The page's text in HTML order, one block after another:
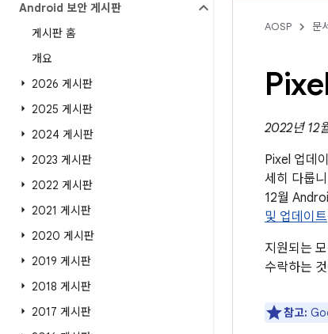
Android 보안 게시판
게시판 홈
개요
2026 게시판
2025 게시판
2024 게시판
2023 게시판
2022 게시판
2021 게시판
2020 게시판
2019 게시판
2018 게시판
2017 게시판
AOSP 문
2022년 12
Pixel 업데
세히 다룹
12월
및 업데이트
지원되는
수락하는
참고: